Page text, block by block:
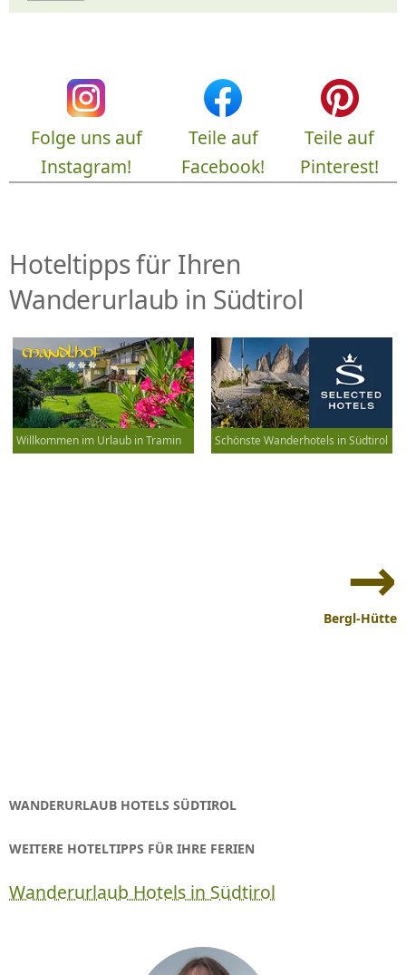
Folge uns auf
Instagram!
Teile auf
Facebook!
Teile auf
Pinterest!
Hoteltipps für Ihren
Wanderurlaub in Südtirol
Willkommen im Urlaub in Tramin Schönste Wanderhotels in Südtirol
Bergl-Hütte
WANDERURLAUB HOTELS SÜDTIROL
WEITERE HOTELTIPPS FÜR IHRE FERIEN
Wanderurlaub Hotels in Südtirol